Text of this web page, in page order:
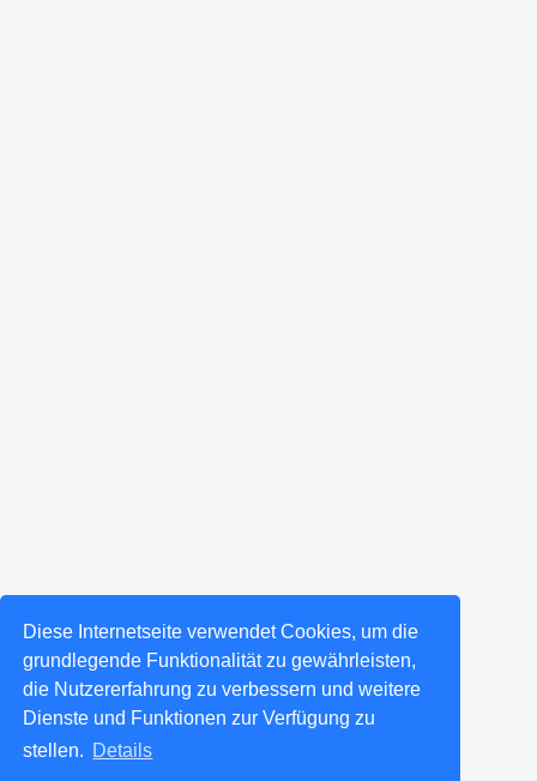
Diese Internetseite verwendet Cookies, um die
grundlegende Funktionalität zu gewährleisten,
die Nutzererfahrung zu verbessern und weitere
Dienste und Funktionen zur Verfügung zu
stellen. Details